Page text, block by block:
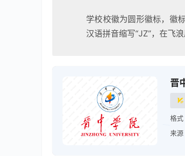
学校校徽为圆形徽标，徽
汉语拼音缩写“JZ”，在飞
晋
格式
来源